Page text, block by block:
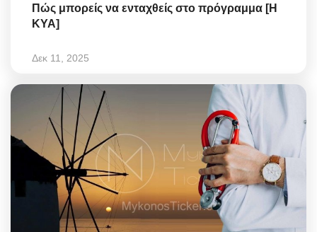
Πώς μπορείς να ενταχθείς στο πρόγραμμα [Η
ΚΥΑ]
Δεκ 11, 2025